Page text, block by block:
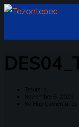
Tesoreria
Noviembre 6, 2023
No Hay Comentarios